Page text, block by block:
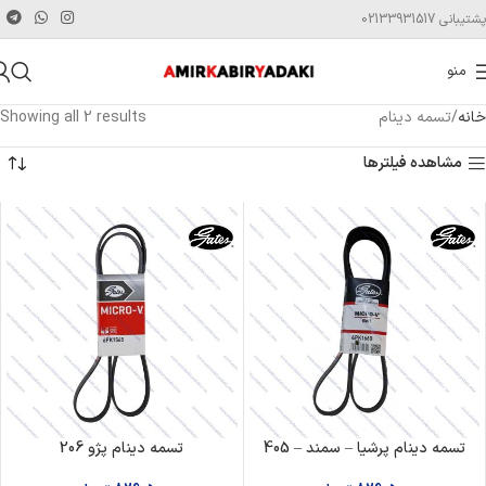
پشتیبانی 02133931517
منو
خانه تسمه دینام
Showing all 2 results
مشاهده فیلترها
تسمه دینام پرشیا – سمند – 405
تسمه دینام پژو 206